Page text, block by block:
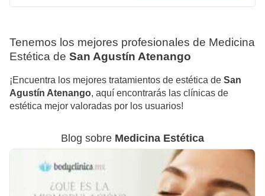
Tenemos los mejores profesionales de Medicina
Estética de San Agustín Atenango
¡Encuentra los mejores tratamientos de estética de San
Agustín Atenango, aquí encontrarás las clínicas de
estética mejor valoradas por los usuarios!
Blog sobre Medicina Estética